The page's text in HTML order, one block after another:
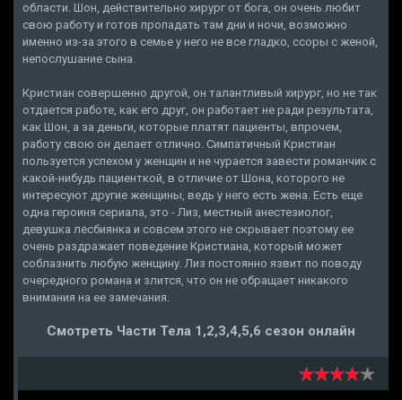
области. Шон, действительно хирург от бога, он очень любит
свою работу и готов пропадать там дни и ночи, возможно
именно из-за этого в семье у него не все гладко, ссоры с женой,
непослушание сына.
Кристиан совершенно другой, он талантливый хирург, но не так
отдается работе, как его друг, он работает не ради результата,
как Шон, а за деньги, которые платят пациенты, впрочем,
работу свою он делает отлично. Симпатичный Кристиан
пользуется успехом у женщин и не чурается завести романчик с
какой-нибудь пациенткой, в отличие от Шона, которого не
интересуют другие женщины, ведь у него есть жена. Есть еще
одна героиня сериала, это - Лиз, местный анестезиолог,
девушка лесбиянка и совсем этого не скрывает поэтому ее
очень раздражает поведение Кристиана, который может
соблазнить любую женщину. Лиз постоянно язвит по поводу
очередного романа и злится, что он не обращает никакого
внимания на ее замечания.
Смотреть Части Тела 1,2,3,4,5,6 сезон онлайн